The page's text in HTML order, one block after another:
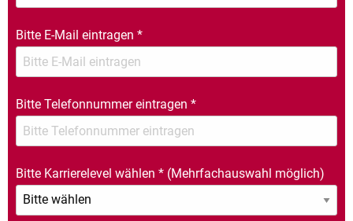
Bitte E-Mail eintragen *
Bitte Telefonnummer eintragen *
Bitte Karrierelevel wählen * (Mehrfachauswahl möglich)